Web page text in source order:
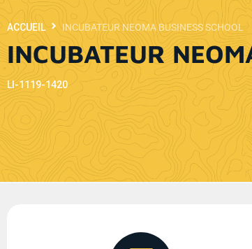
INCUBATEUR
ACCUEIL INCUBATEUR NEOMA BUSINESS SCHOOL
LI-1119-1420